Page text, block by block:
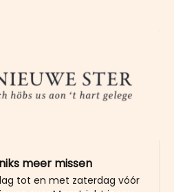
meer missen
tot en met zaterdag vóór